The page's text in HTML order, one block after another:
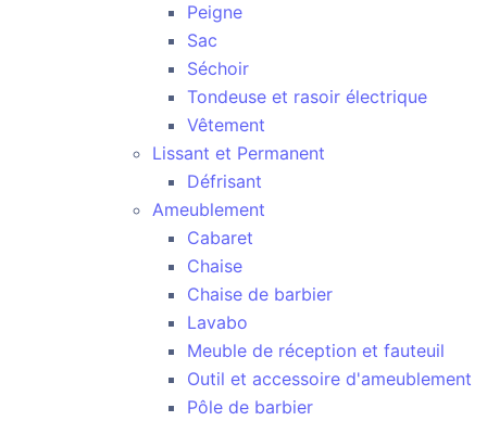
Peigne
Sac
Séchoir
Tondeuse et rasoir électrique
Vêtement
Lissant et Permanent
Défrisant
Ameublement
Cabaret
Chaise
Chaise de barbier
Lavabo
Meuble de réception et fauteuil
Outil et accessoire d'ameublement
Pôle de barbier